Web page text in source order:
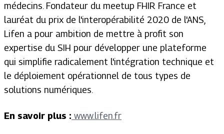
médecins. Fondateur du meetup FHIR France et
lauréat du prix de l'interopérabilité 2020 de l'ANS,
Lifen a pour ambition de mettre à profit son
expertise du SIH pour développer une plateforme
qui simplifie radicalement l'intégration technique et
le déploiement opérationnel de tous types de
solutions numériques.
En savoir plus : www.lifen.fr